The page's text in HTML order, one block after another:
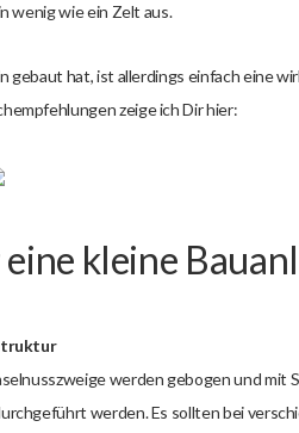
wenig wie ein Zelt aus.
gebaut hat, ist allerdings einfach eine
zeige ich Dir hier:
kleine
werden gebogen und mit
werden. Es sollten bei